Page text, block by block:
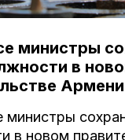
министры
в
министры
в новом